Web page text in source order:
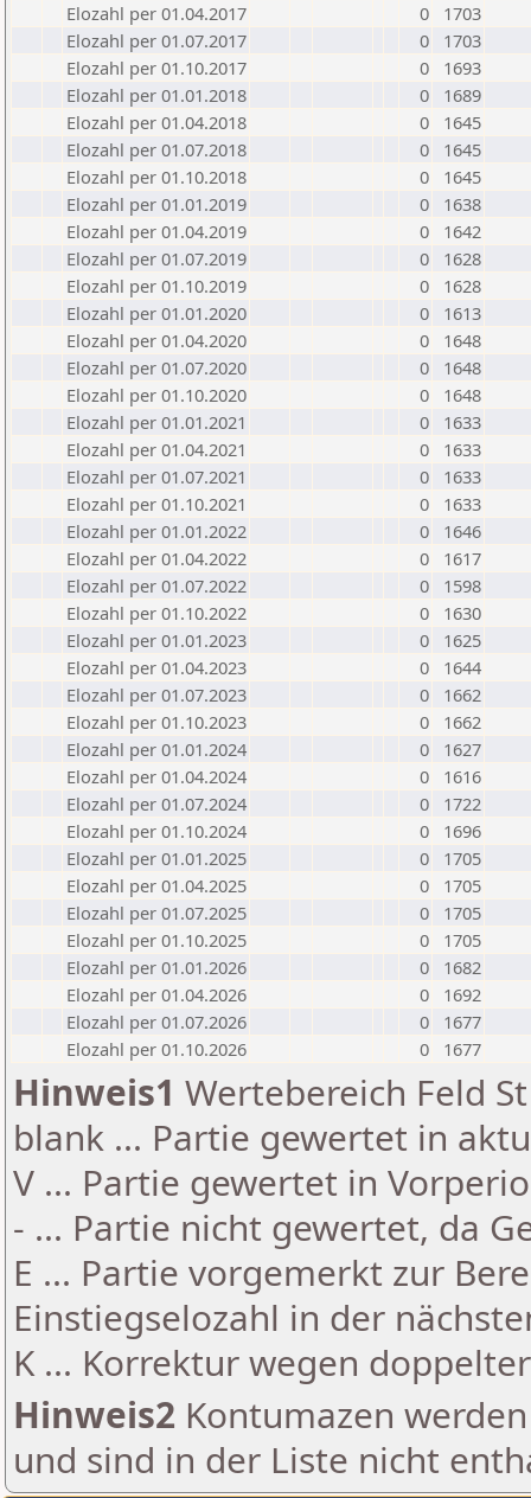
Elozahl per 01.04.2017
0
1703
Elozahl per 01.07.2017
0
1703
Elozahl per 01.10.2017
0
1693
Elozahl per 01.01.2018
0
1689
Elozahl per 01.04.2018
0
1645
Elozahl per 01.07.2018
0
1645
Elozahl per 01.10.2018
0
1645
Elozahl per 01.01.2019
0
1638
Elozahl per 01.04.2019
0
1642
Elozahl per 01.07.2019
0
1628
Elozahl per 01.10.2019
0
1628
Elozahl per 01.01.2020
0
1613
Elozahl per 01.04.2020
0
1648
Elozahl per 01.07.2020
0
1648
Elozahl per 01.10.2020
0
1648
Elozahl per 01.01.2021
0
1633
Elozahl per 01.04.2021
0
1633
Elozahl per 01.07.2021
0
1633
Elozahl per 01.10.2021
0
1633
Elozahl per 01.01.2022
0
1646
Elozahl per 01.04.2022
0
1617
Elozahl per 01.07.2022
0
1598
Elozahl per 01.10.2022
0
1630
Elozahl per 01.01.2023
0
1625
Elozahl per 01.04.2023
0
1644
Elozahl per 01.07.2023
0
1662
Elozahl per 01.10.2023
0
1662
Elozahl per 01.01.2024
0
1627
Elozahl per 01.04.2024
0
1616
Elozahl per 01.07.2024
0
1722
Elozahl per 01.10.2024
0
1696
Elozahl per 01.01.2025
0
1705
Elozahl per 01.04.2025
0
1705
Elozahl per 01.07.2025
0
1705
Elozahl per 01.10.2025
0
1705
Elozahl per 01.01.2026
0
1682
Elozahl per 01.04.2026
0
1692
Elozahl per 01.07.2026
0
1677
Elozahl per 01.10.2026
0 1677
Hinweis1 Wertebereich Feld
blank ... Partie gewertet in
V ... Partie gewertet in
- ... Partie nicht gewertet, da
E ... Partie vorgemerkt zur
Einstiegselozahl in der
K ... Korrektur wegen
Hinweis2 Kontumazen
und sind in der Liste nicht